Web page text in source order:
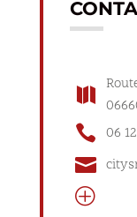

 06

P